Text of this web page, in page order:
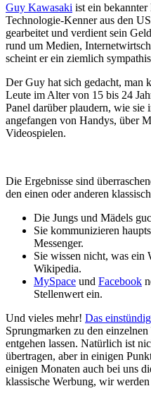
Guy Kawasaki ist ein
Technologie-Kenner aus den
gearbeitet und verdient sein
rund um Medien,
scheint er ein ziemlich
Der Guy hat sich gedacht, man
Leute im Alter von 15 bis 24
Panel darüber plaudern, wie sie
angefangen von Handys, über
Videospielen.
Die Ergebnisse sind
den einen oder anderen
Die Jungs und Mädels
Sie kommunizieren
Messenger.
Sie wissen nicht, was ein
Wikipedia.
MySpace und Facebook
Stellenwert ein.
Und vieles mehr! Das
Sprungmarken zu den
entgehen lassen. Natürlich ist
übertragen, aber in einigen
einigen Monaten auch bei uns
klassische Werbung, wir